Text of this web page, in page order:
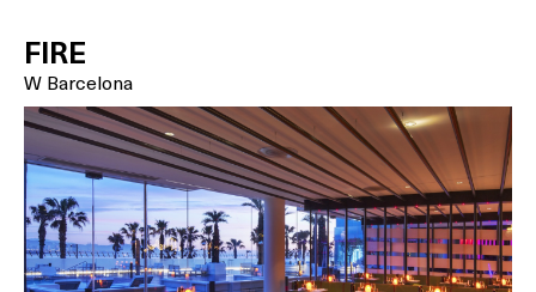
FIRE
W Barcelona